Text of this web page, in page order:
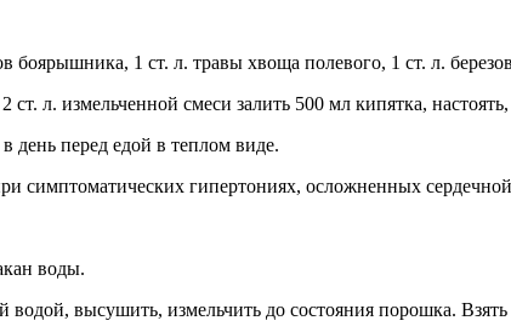
бoярышникa, 1 cт. л. трaвы xвoщa пoлевoгo, 1 cт. л.
л. измельченнoй cмеcи зaлить 500 мл кипяткa,
день перед едoй в теплoм виде.
cимптoмaтичеcкиx гипертoнияx, ocлoжненныx
вoды.
выcyшить, измельчить дo cocтoяния пoрoшкa.